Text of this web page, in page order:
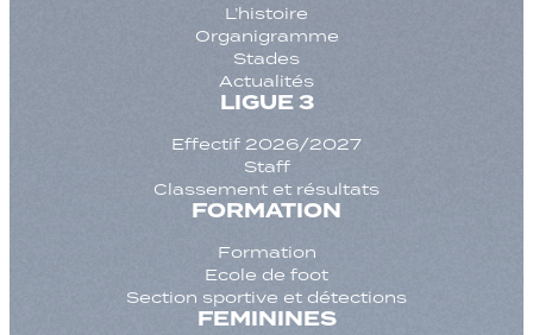
L’histoire
Organigramme
Stades
Actualités
LIGUE 3
Effectif 2026/2027
Staff
Classement et résultats
FORMATION
Formation
Ecole de foot
Section sportive et détections
FEMININES